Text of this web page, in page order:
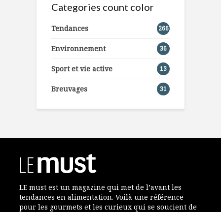
Categories count color
Tendances 266
Environnement 36
Sport et vie active 13
Breuvages 31
LE must est un magazine qui met de l’avant les
tendances en alimentation. Voilà une référence
pour les gourmets et les curieux qui se soucient de